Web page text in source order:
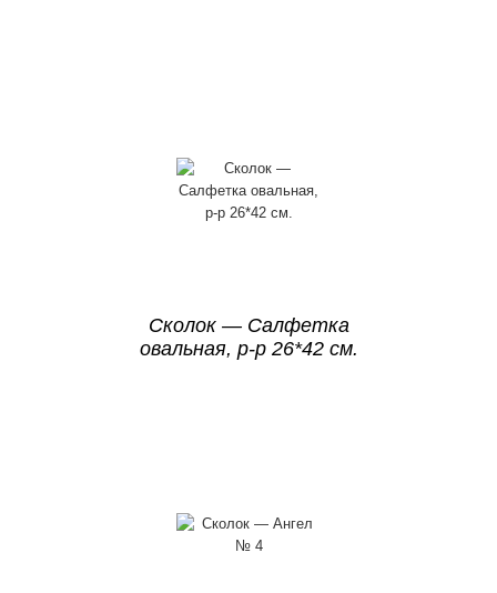
Сколок — Салфетка
овальная, р-р 26*42 см.